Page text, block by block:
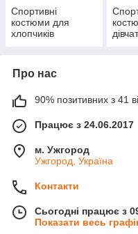
Наші
Спортивні
костюми для
хлопчиків
дівчат
Про нас
90% позитивних з 41
Працює з 24.06.2017
м. Ужгород
Ужгород, Україна
Контакти
Сьогодні працює з
Показати весь